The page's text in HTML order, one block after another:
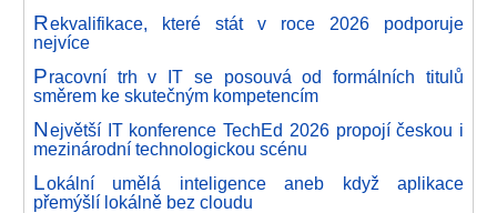
Rekvalifikace, které stát v roce 2026 podporuje
nejvíce
Pracovní trh v IT se posouvá od formálních titulů
směrem ke skutečným kompetencím
Největší IT konference TechEd 2026 propojí českou i
mezinárodní technologickou scénu
Lokální umělá inteligence aneb když aplikace
přemýšlí lokálně bez cloudu